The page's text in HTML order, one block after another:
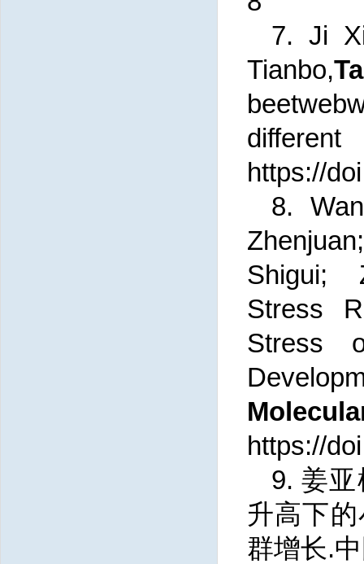
7. Ji
Tianbo,
https://
8.
Stress
Stress
https://
9. 姜
升高下
群增长.